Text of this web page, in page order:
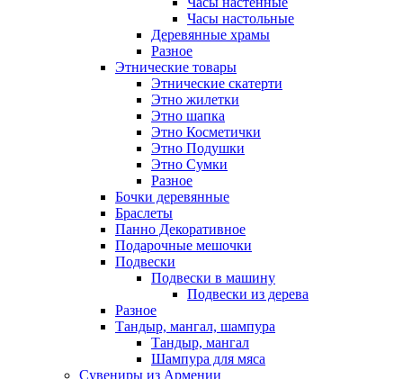
Часы настольные
Деревянные храмы
Разное
Этнические товары
Этнические скатерти
Этно жилетки
Этно шапка
Этно Косметички
Этно Подушки
Этно Сумки
Разное
Бочки деревянные
Браслеты
Панно Декоративное
Подарочные мешочки
Подвески
Подвески в машину
Подвески из дерева
Разное
Тандыр, мангал, шампура
Тандыр, мангал
Шампура для мяса
Сувениры из Армении